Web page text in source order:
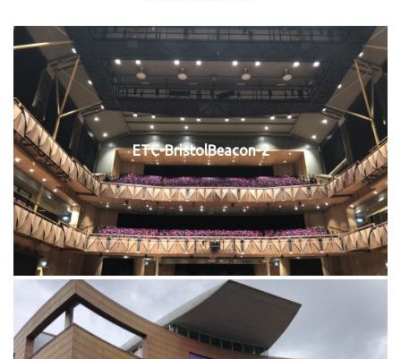
ETC-BristolBeacon-2